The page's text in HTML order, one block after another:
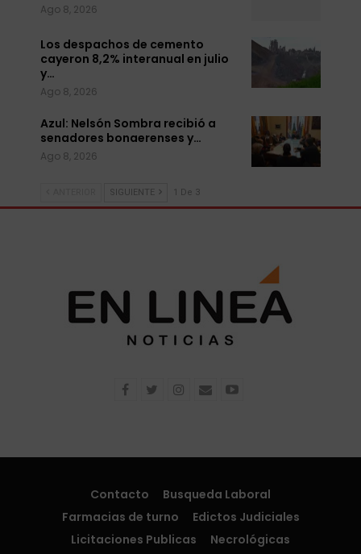
Ago 8, 2026
Los despachos de cemento
cayeron 8,2% interanual en julio
y…
Ago 8, 2026
Azul: Nelsón Sombra recibió a
senadores bonaerenses y…
Ago 8, 2026
SIGUIENTE 1 De 3
Contacto
Busqueda Laboral
Farmacias de turno
Edictos Judiciales
Licitaciones Publicas
Necrológicas